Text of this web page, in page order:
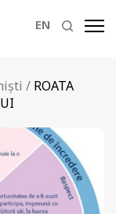
EN
/ ROATA